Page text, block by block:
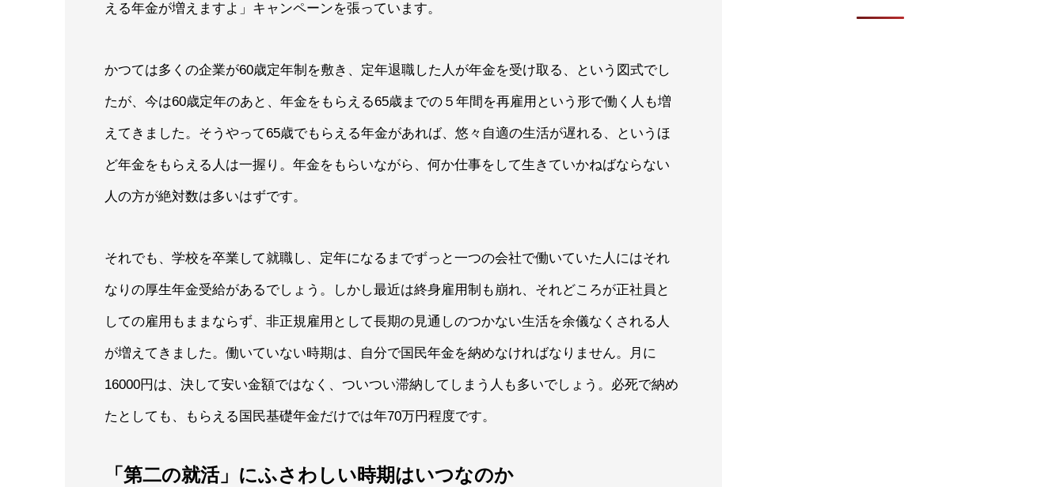
える年金が増えますよ」キャンペーンを張っています。
かつては多くの企業が60歳定年制を敷き、定年退職した人が年金を受け取る、という図式でし
たが、今は60歳定年のあと、年金をもらえる65歳までの５年間を再雇用という形で働く人も増
えてきました。そうやって65歳でもらえる年金があれば、悠々自適の生活が遅れる、というほ
ど年金をもらえる人は一握り。年金をもらいながら、何か仕事をして生きていかねばならない
人の方が絶対数は多いはずです。
それでも、学校を卒業して就職し、定年になるまでずっと一つの会社で働いていた人にはそれ
なりの厚生年金受給があるでしょう。しかし最近は終身雇用制も崩れ、それどころが正社員と
しての雇用もままならず、非正規雇用として長期の見通しのつかない生活を余儀なくされる人
が増えてきました。働いていない時期は、自分で国民年金を納めなければなりません。月に
16000円は、決して安い金額ではなく、ついつい滞納してしまう人も多いでしょう。必死で納め
たとしても、もらえる国民基礎年金だけでは年70万円程度です。
「第二の就活」にふさわしい時期はいつなのか